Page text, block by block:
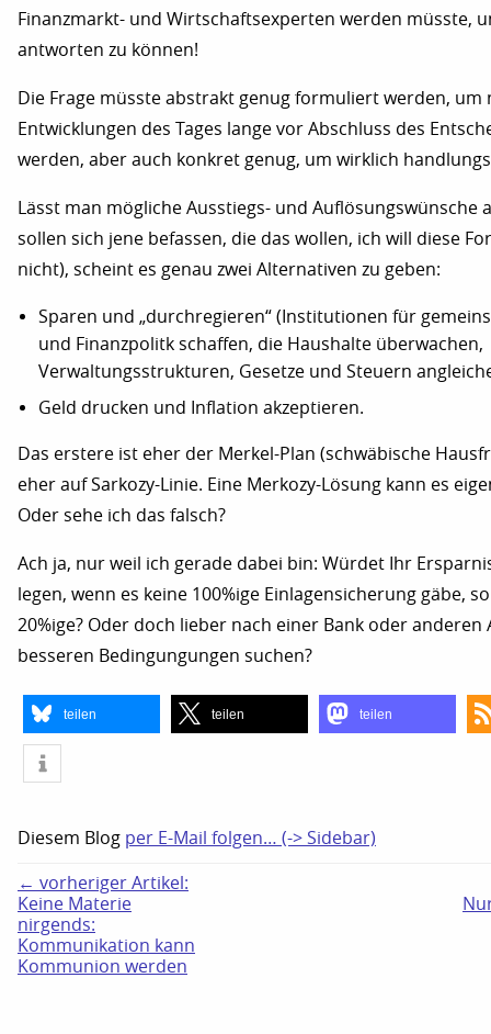
Finanzmarkt- und Wirtschaftsexperten werden müsste,
antworten zu können!
Die Frage müsste abstrakt genug formuliert werden, um
Entwicklungen des Tages lange vor Abschluss des
werden, aber auch konkret genug, um wirklich
Lässt man mögliche Ausstiegs- und Auflösungswünsche
sollen sich jene befassen, die das wollen, ich will diese
nicht), scheint es genau zwei Alternativen zu geben:
Sparen und „durchregieren“ (Institutionen für
und Finanzpolitk schaffen, die Haushalte überwachen,
Verwaltungsstrukturen, Gesetze und Steuern
Geld drucken und Inflation akzeptieren.
Das erstere ist eher der Merkel-Plan (schwäbische
eher auf Sarkozy-Linie. Eine Merkozy-Lösung kann es
Oder sehe ich das falsch?
Ach ja, nur weil ich gerade dabei bin: Würdet Ihr
legen, wenn es keine 100%ige Einlagensicherung gäbe,
20%ige? Oder doch lieber nach einer Bank oder
besseren Bedingungungen suchen?
teilen teilen teilen
Diesem Blog per E-Mail folgen… (-> Sidebar)
← vorheriger Artikel:
Keine Materie
nirgends:
Kommunikation kann
Kommunion werden